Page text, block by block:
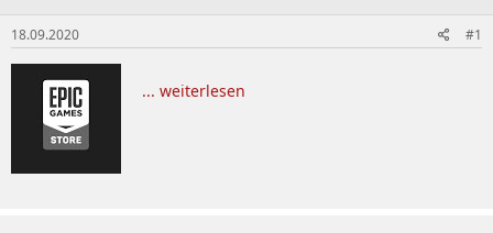
e
r
t
m
18.09.2020 #1
... weiterlesen